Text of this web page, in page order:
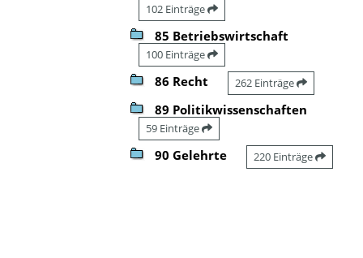
102 Einträge
85 Betriebswirtschaft
100 Einträge
86 Recht 262 Einträge
89 Politikwissenschaften
59 Einträge
90 Gelehrte 220 Einträge